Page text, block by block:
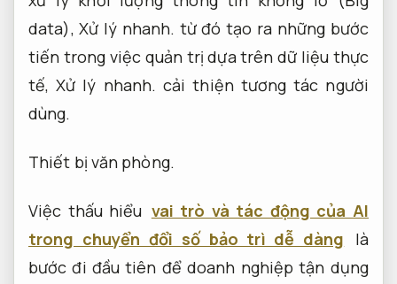
data),Xử lý nhanh. từ đó tạo ra những bước
tiến trong việc quản trị dựa trên dữ liệu thực
tế,Xử lý nhanh. cải thiện tương tác người
dùng.
Thiết bị văn phòng.
Việc thấu hiểu vai trò và tác động của AI
trong chuyển đổi số bảo trì dễ dàng
là
bước đi đầu tiên để doanh nghiệp tận dụng